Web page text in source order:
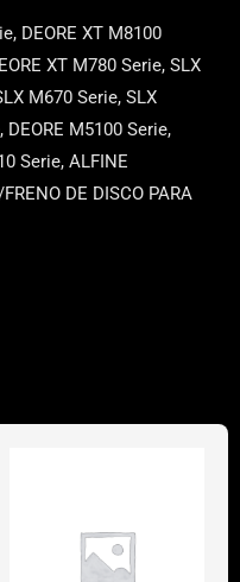
DEORE XT M8100
XT M780 Serie, SLX
M670 Serie, SLX
DEORE M5100 Serie,
Serie, ALFINE
DE DISCO PARA